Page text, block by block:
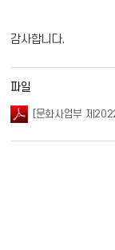
감사합니다.
파일
[문화사업부 제